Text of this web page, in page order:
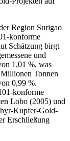
Region Surigao
konforme
Schätzung birgt
und
1,01 %, was
Tonnen
0,99 %.
konforme
Lobo (2005) und
Kupfer-Gold-
Erschließung